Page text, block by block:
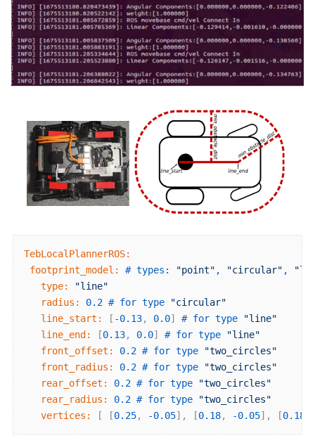
TebLocalPlannerROS:
footprint_model:
# types: "point" , "circular" ,
   type:
"line"
   radius:
0.2 # for type
"circular"
   line_start:
[ -0.13, 0.0] # for type
"line"
   line_end:
[0.13, 0.0] # for type
"line"
   front_offset:
0.2 # for type
"two_circles"
   front_radius:
0.2 # for type
"two_circles"
   rear_offset:
0.2 # for type
"two_circles"
   rear_radius:
0.2 # for type
"two_circles"
   vertices:
[ [0.25, -0.05], [0.18, -0.05], [0.18